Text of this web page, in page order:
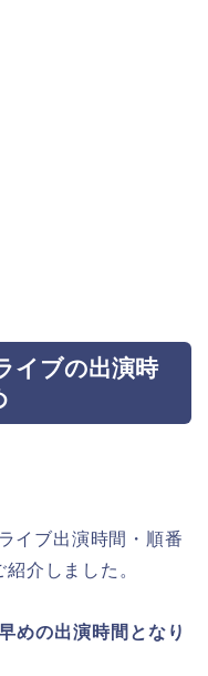
イブの出演時
イブ出演時間・順番
介しました。
めの出演時間となり